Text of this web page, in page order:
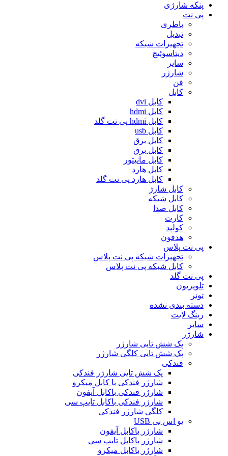
پنکه شارژی
پی نت
باطری
تبدیل
تجهیزات شبکه
دیتاسوئیچ
سایر
شارژر
فن
کابل
کابل dvi
کابل hdmi
کابل hdmi پی نت گلد
کابل usb
کابل برق
کابل برق
کابل مانیتور
کابل هارد
کابل هارد پی نت گلد
کابل شارژ
کابل شبکه
کابل صدا
کارت
کولپد
هدفون
پی نت پلاس
تجهیزات شبکه پی نت پلاس
کابل شبکه پی نت پلاس
پی نت گلد
تلویزیون
تونر
دسته بندی نشده
رینگ لایت
سایر
شارژر
پک شش تایی شارژر
پک شش تایی کلگی شارژر
فندکی
پک شش تایی شارژر فندکی
شارژر فندکی با کابل میکرو
شارژر فندکی باکابل آیفون
شارژر فندکی باکابل تایپ سی
کلگی شارژر فندکی
یو اس بی USB
شارژر باکابل آیفون
شارژر باکابل تایپ سی
شارژر باکابل میکرو